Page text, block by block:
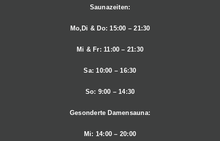
Saunazeiten:
Mo,Di & Do: 15:00 – 21:30
Mi & Fr: 11:00 – 21:30
Sa: 10:00 – 16:30
So: 9:00 – 14:30
Gesonderte Damensauna:
Mi: 14:00 – 20:00